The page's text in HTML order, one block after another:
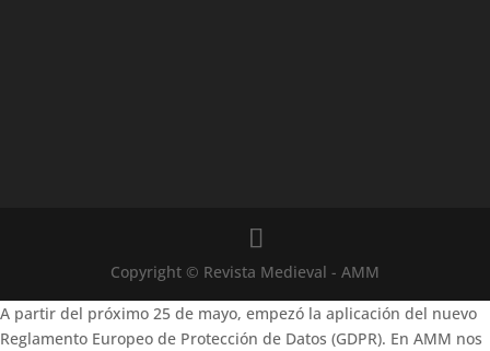
Copyright © Revista Medieval - AMM
A partir del próximo 25 de mayo, empezó la aplicación del nuevo
Reglamento Europeo de Protección de Datos (GDPR). En AMM nos